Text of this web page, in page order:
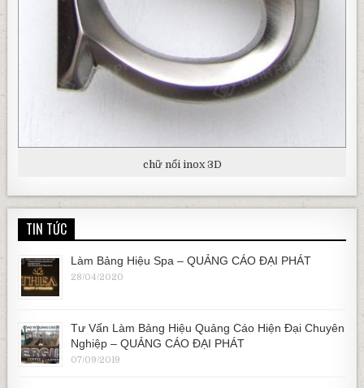
chữ nổi inox 3D
TIN TỨC
Làm Bảng Hiệu Spa – QUẢNG CÁO ĐẠI PHÁT
28/04/2020
Tư Vấn Làm Bảng Hiệu Quảng Cáo Hiện Đại Chuyên
Nghiệp – QUẢNG CÁO ĐẠI PHÁT
07/09/2019